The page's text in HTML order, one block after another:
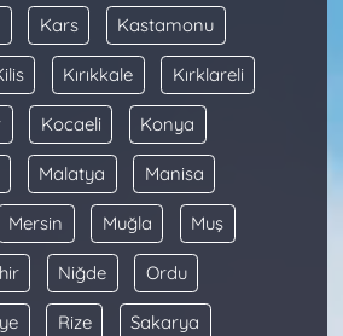
Kars Kastamonu
Kırıkkale Kırklareli
Kocaeli Konya
Malatya Manisa
Mersin Muğla Muş
Niğde Ordu
Rize Sakarya